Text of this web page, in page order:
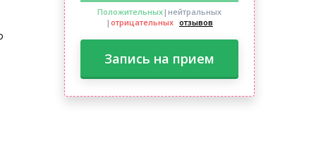
Положительных|нейтральных
| отрицательных отзывов
Запись на прием